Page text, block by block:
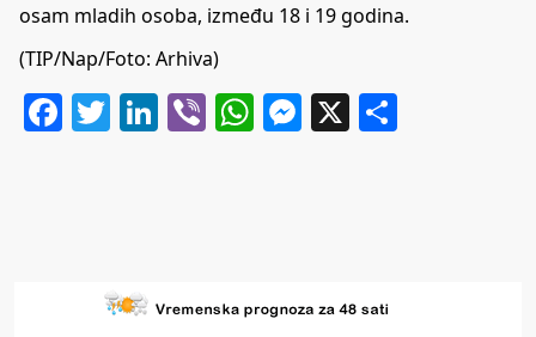
osam mladih osoba, između 18 i 19 godina.
(TIP/Nap/Foto: Arhiva)
Facebook
Twitter
LinkedIn
ViberWhatsApp
Messenger
X